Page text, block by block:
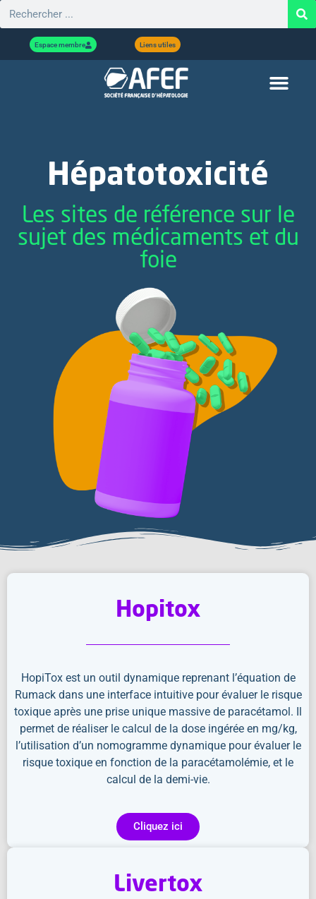
Espace membre Liens utiles
Hépatotoxicité
Les sites de référence sur le
sujet des médicaments et du
foie
Hopitox
HopiTox est un outil dynamique reprenant l’équation de
Rumack dans une interface intuitive pour évaluer le risque
toxique après une prise unique massive de paracétamol. Il
permet de réaliser le calcul de la dose ingérée en mg/kg,
l’utilisation d’un nomogramme dynamique pour évaluer le
risque toxique en fonction de la paracétamolémie, et le
calcul de la demi-vie.
Cliquez ici
Livertox